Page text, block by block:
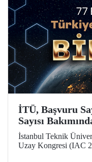
İTÜ, Başvuru
Sayısı
Dünya Birincisi
İstanbul Teknik
Uzay Kongresi (IAC